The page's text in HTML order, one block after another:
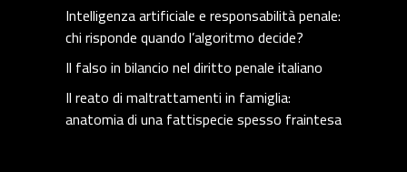
Intelligenza artificiale e responsabilità penale:
chi risponde quando l’algoritmo decide?
Il falso in bilancio nel diritto penale italiano
Il reato di maltrattamenti in famiglia:
anatomia di una fattispecie spesso fraintesa